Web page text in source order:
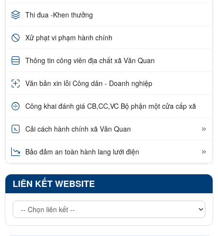
Thi đua -Khen thưởng
Xử phạt vi phạm hành chính
Thông tin công viên địa chất xã Văn Quan
Văn bản xin lỗi Công dân - Doanh nghiệp
Công khai đánh giá CB,CC,VC Bộ phận một cửa cấp xã
Cải cách hành chính xã Văn Quan
Bảo đảm an toàn hành lang lưới điện
LIÊN KẾT WEBSITE